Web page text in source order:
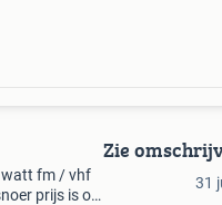
watt fm / vhf
prijs is op
Zie
31